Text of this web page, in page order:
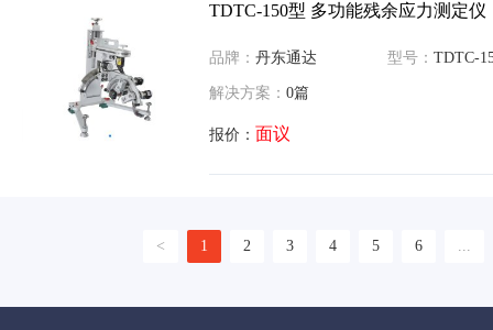
TDTC-150型 多功能残余应力测定仪
品牌： 丹东通达 型号： TDTC-150型 多功
解决方案： 0篇
报价： 面议
< 1 2 3 4 5 6 ...